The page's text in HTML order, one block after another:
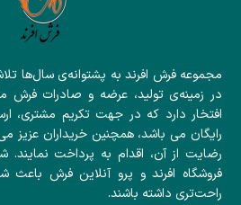
در زمینه‌ی تولید، عرضه و صادرات فرش
افتخار دارد که در جهت تکریم مشتری،
رایگان می باشد، همچنین خریداران عزیز
رضایت از آن، اقدام به پرداخت
فروشگاه افرند و پرو آنلاین فرش باعث
راحت‌تری داشته باشند.